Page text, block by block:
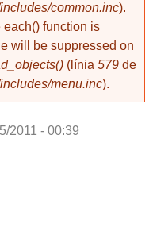
common.inc).
each() function is
will be suppressed on
(línia 579 de
menu.inc).
2011 - 00:39